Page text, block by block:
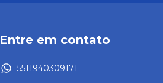
Entre em contato
5511940309171